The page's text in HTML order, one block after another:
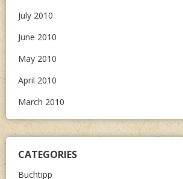
July 2010
June 2010
May 2010
April 2010
March 2010
CATEGORIES
Buchtipp